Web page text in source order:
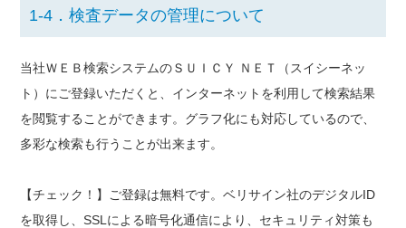
1-4．検査データの管理について
当社ＷＥＢ検索システムのＳＵＩＣＹ ＮＥＴ（スイシーネッ
ト）にご登録いただくと、インターネットを利用して検索結果
を閲覧することができます。グラフ化にも対応しているので、
多彩な検索も行うことが出来ます。
【チェック！】ご登録は無料です。ベリサイン社のデジタルID
を取得し、SSLによる暗号化通信により、セキュリティ対策も